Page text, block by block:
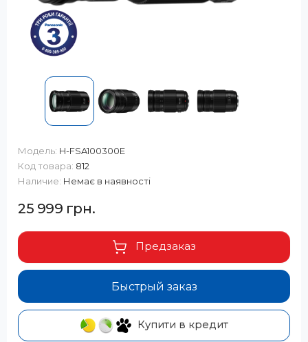
Модель: H-FSA100300E
Код товара: 812
Наличие: Немає в наявності
25 999 грн.
Быстрый заказ
Предзаказ
Купити в кредит